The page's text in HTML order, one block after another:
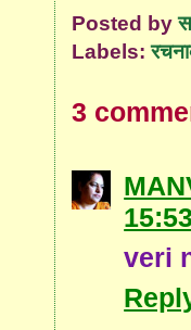
Posted by
Labels:
3
veri